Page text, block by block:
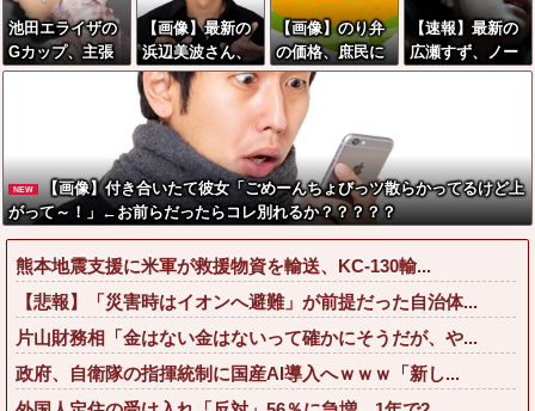
量沸きしてしま
うw w w w w w
w w w
うことすか？」
上司「自分の車
に入れ替えたり
池田エライザの
Gカップ、主張
が激しすぎるww
【画像】最新の
浜辺美波さん、
ガチのマジで可
愛過ぎてワイら
をドキドキさせ
てしまうw w w
w w w w
【画像】のり弁
の価格、庶民に
は届かなくなっ
てしまう
【速報】最新の
広瀬すず、ノー
スリーブセクシ
NEW
【画像】付き合いたて彼女「ごめーんちょびっツ散らかってるけど上
がって～！」←お前らだったらコレ別れるか？？？？？
熊本地震支援に米軍が救援物資を輸送、KC-130輸...
【悲報】「災害時はイオンへ避難」が前提だった自治体...
片山財務相「金はない金はないって確かにそうだが、や...
政府、自衛隊の指揮統制に国産AI導入へｗｗｗ「新し...